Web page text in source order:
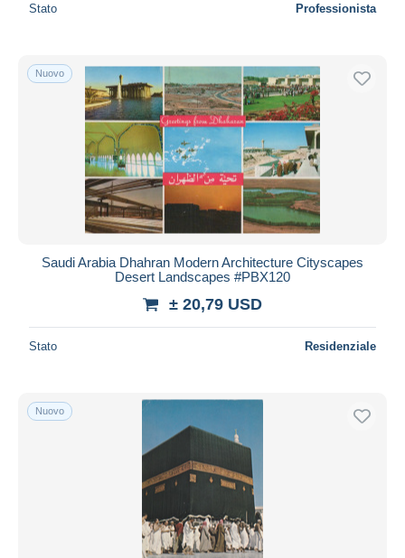
Stato Professionista
Nuovo
Saudi Arabia Dhahran Modern Architecture Cityscapes
Desert Landscapes #PBX120
± 20,79 USD
Stato Residenziale
Nuovo